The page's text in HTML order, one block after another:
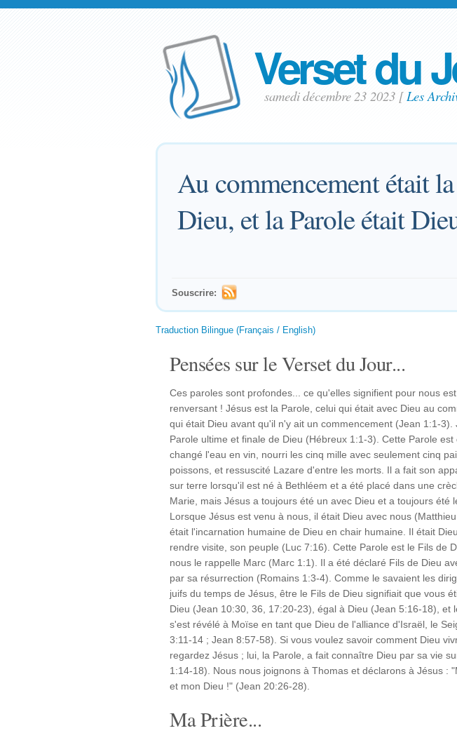
Verset du
samedi décembre 23 2023 [Les
Au commencement était
Dieu, et la Parole était
Souscrire:
Traduction Bilingue (Français / English)
Pensées sur le Verset du Jour...
Ces paroles sont profondes... ce qu'elles signifient pour nous
renversant ! Jésus est la Parole, celui qui était avec Dieu au
qui était Dieu avant qu'il n'y ait un commencement (Jean 1:1-3).
Parole ultime et finale de Dieu (Hébreux 1:1-3). Cette Parole est
changé l'eau en vin, nourri les cinq mille avec seulement cinq
poissons, et ressuscité Lazare d'entre les morts. Il a fait son
sur terre lorsqu'il est né à Bethléem et a été placé dans une
Marie, mais Jésus a toujours été un avec Dieu et a toujours été
Lorsque Jésus est venu à nous, il était Dieu avec nous
était l'incarnation humaine de Dieu en chair humaine. Il était
rendre visite, son peuple (Luc 7:16). Cette Parole est le Fils de
nous le rappelle Marc (Marc 1:1). Il a été déclaré Fils de Dieu
par sa résurrection (Romains 1:3-4). Comme le savaient les
juifs du temps de Jésus, être le Fils de Dieu signifiait que vous
Dieu (Jean 10:30, 36, 17:20-23), égal à Dieu (Jean 5:16-18), et
s'est révélé à Moïse en tant que Dieu de l'alliance d'Israël, le
3:11-14 ; Jean 8:57-58). Si vous voulez savoir comment Dieu
regardez Jésus ; lui, la Parole, a fait connaître Dieu par sa vie
1:14-18). Nous nous joignons à Thomas et déclarons à Jésus :
et mon Dieu !" (Jean 20:26-28).
Ma Prière...